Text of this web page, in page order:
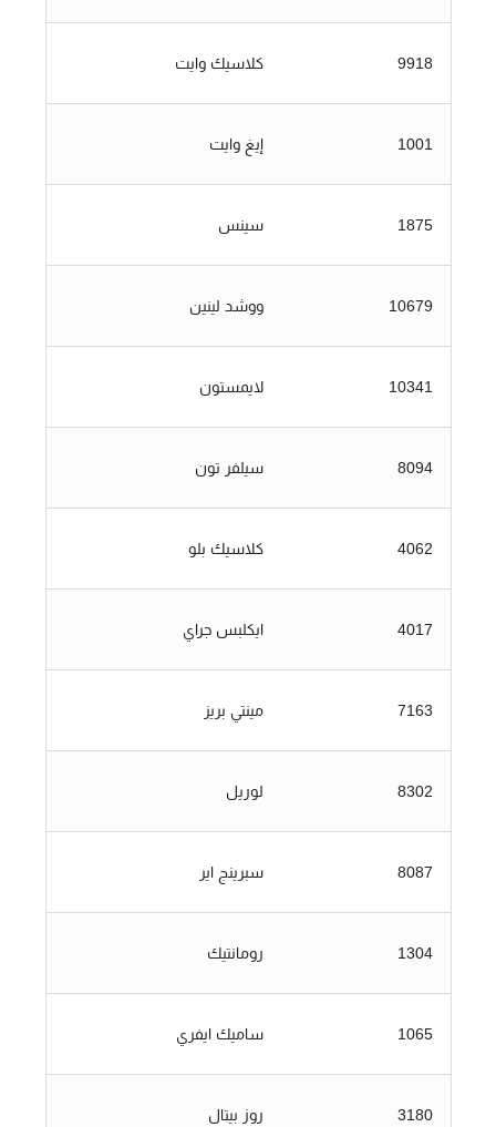
9918 كلاسيك وايت
1001 إيغ وايت
1875 سينس
10679 ووشد لينين
10341 لايمستون
8094 سيلفر تون
4062 كلاسيك بلو
4017 ايكلبس جراي
7163 مينتي بريز
8302 لوريل
8087 سبرينج اير
1304 رومانتيك
1065 ساميك ايفري
3180 روز بيتال